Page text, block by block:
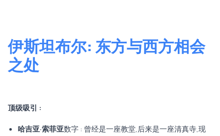
伊斯坦布尔: 东方与西方相会
之处
顶级吸引 :
哈吉亚·索菲亚数字 : 曾经是一座教堂,后来是一座清真寺,现